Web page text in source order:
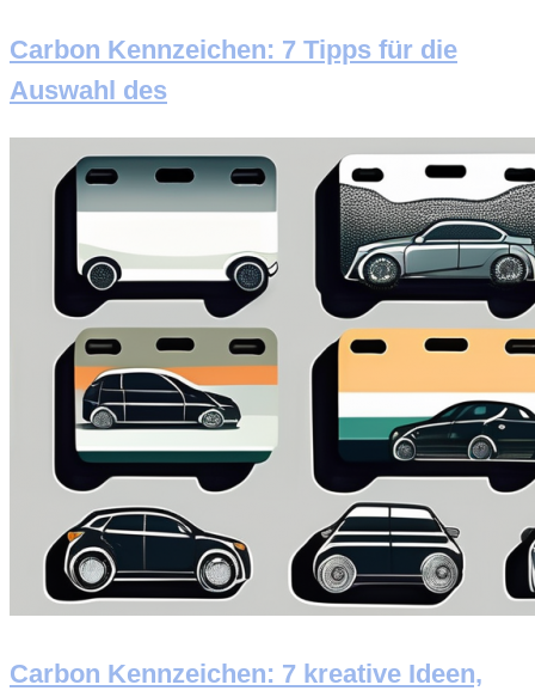
Carbon Kennzeichen: 7 Tipps für die
Auswahl des
Carbon Kennzeichen: 7 kreative Ideen,